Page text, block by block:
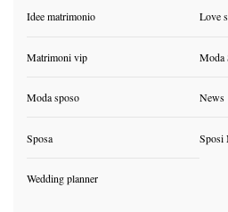
Idee matrimonio Love
Matrimoni vip Moda
Moda sposo News
Sposa Sposi
Wedding planner